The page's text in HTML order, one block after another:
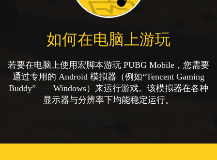
如何在电脑上游玩
若要在电脑上使用宏脚本游玩 PUBG Mobile，您需要
通过专用的 Android 模拟器（例如“Tencent Gaming
Buddy”——Windows）来运行游戏。该模拟器在各种
显示器与分辨率下均能稳定运行。